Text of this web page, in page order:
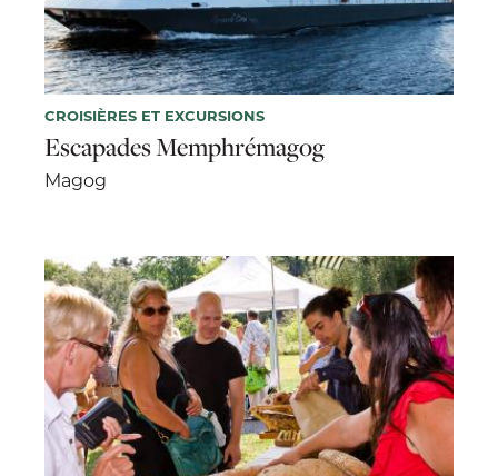
CROISIÈRES ET EXCURSIONS
Escapades Memphrémagog
Magog